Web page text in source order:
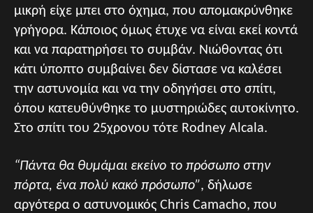
μικρή είχε μπει στο όχημα, που απομακρύνθηκε
γρήγορα. Κάποιος όμως έτυχε να είναι εκεί κοντά
και να παρατηρήσει το συμβάν. Νιώθοντας ότι
κάτι ύποπτο συμβαίνει δεν δίστασε να καλέσει
την αστυνομία και να την οδηγήσει στο σπίτι,
όπου κατευθύνθηκε το μυστηριώδες αυτοκίνητο.
Στο σπίτι του 25χρονου τότε Rodney Alcala.
“Πάντα θα θυμάμαι εκείνο το πρόσωπο στην
πόρτα, ένα πολύ κακό πρόσωπο”, δήλωσε
αργότερα ο αστυνομικός Chris Camacho, που